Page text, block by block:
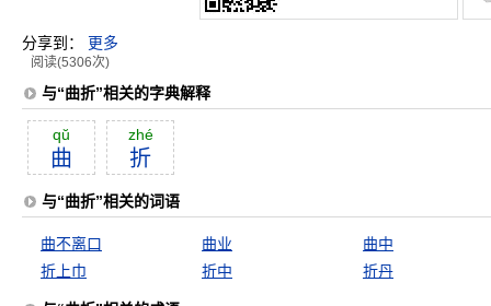
分享到： 更多
阅读(5306次)
与“曲折”相关的字典解释
qŭ
曲
zhé
折
与“曲折”相关的词语
曲不离口 曲业
曲中
折上巾
折中 折丹